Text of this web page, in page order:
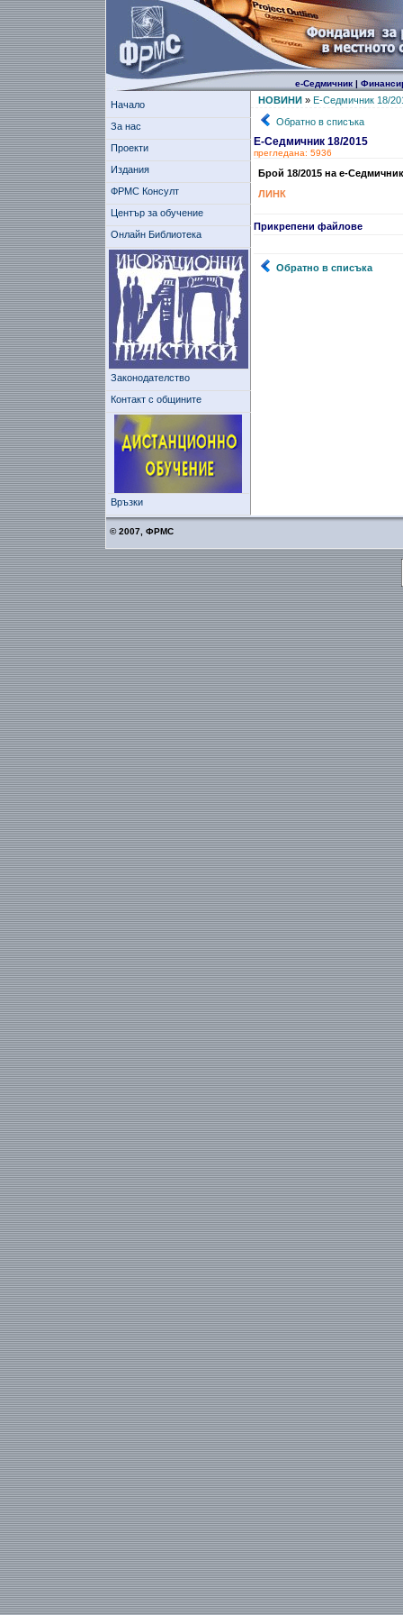
е-Седмичник|
Начало
За нас
Проекти
Издания
ФРМС Консулт
Център за обучение
Онлайн Библиотека
Законодателство
Контакт с общините
Връзки
НОВИНИ» Е-Седмичник 18/
Обратно в списъка
Е-Седмичник 18/2015
прегледана: 5936
Брой 18/2015 на е-
ЛИНК
Прикрепени файлове
Обратно в списъка
© 2007, ФРМС